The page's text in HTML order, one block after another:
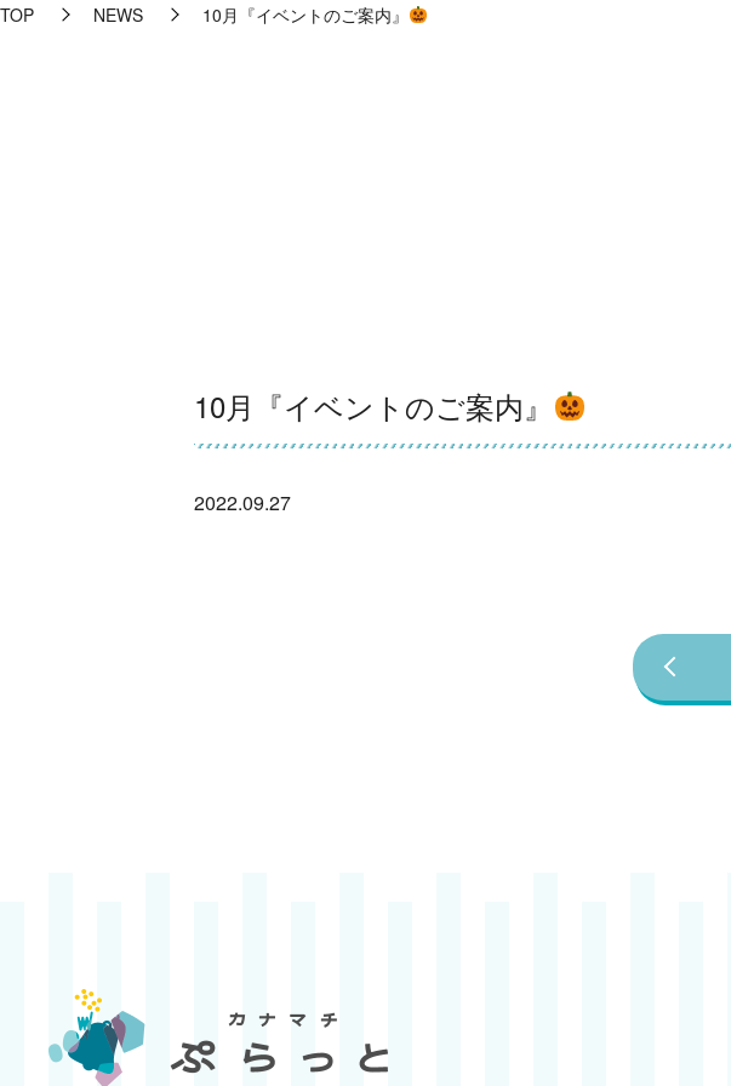
TOP NEWS 10月『イベントのご案内』
10月『イベントのご案内』
2022.09.27